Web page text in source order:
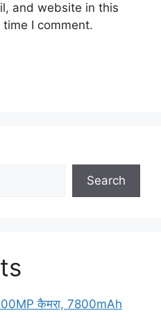
and website in this
I comment.
Search
कैमरा, 7800mAh